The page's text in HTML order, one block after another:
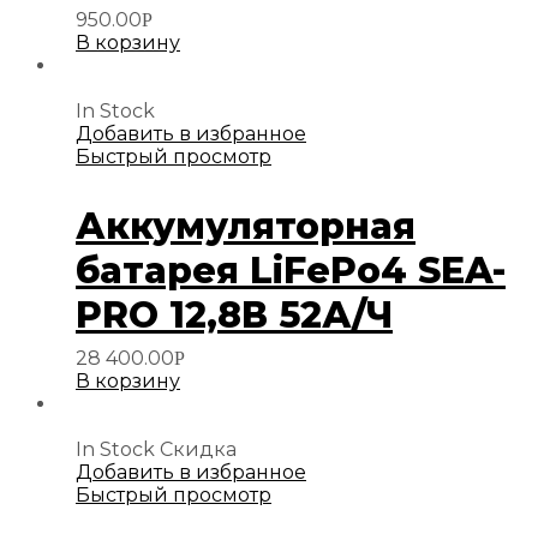
950.00Р
В корзину
In Stock
Добавить в избранное
Быстрый просмотр
Аккумуляторная
батарея LiFePo4 SEA-
PRO 12,8В 52А/Ч
28 400.00Р
В корзину
In Stock Скидка
Добавить в избранное
Быстрый просмотр